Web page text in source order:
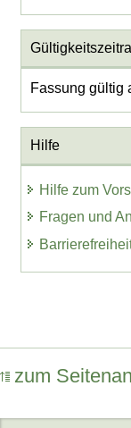
Fassung gültig
Hilfe
Hilfe zum
Fragen und
zum